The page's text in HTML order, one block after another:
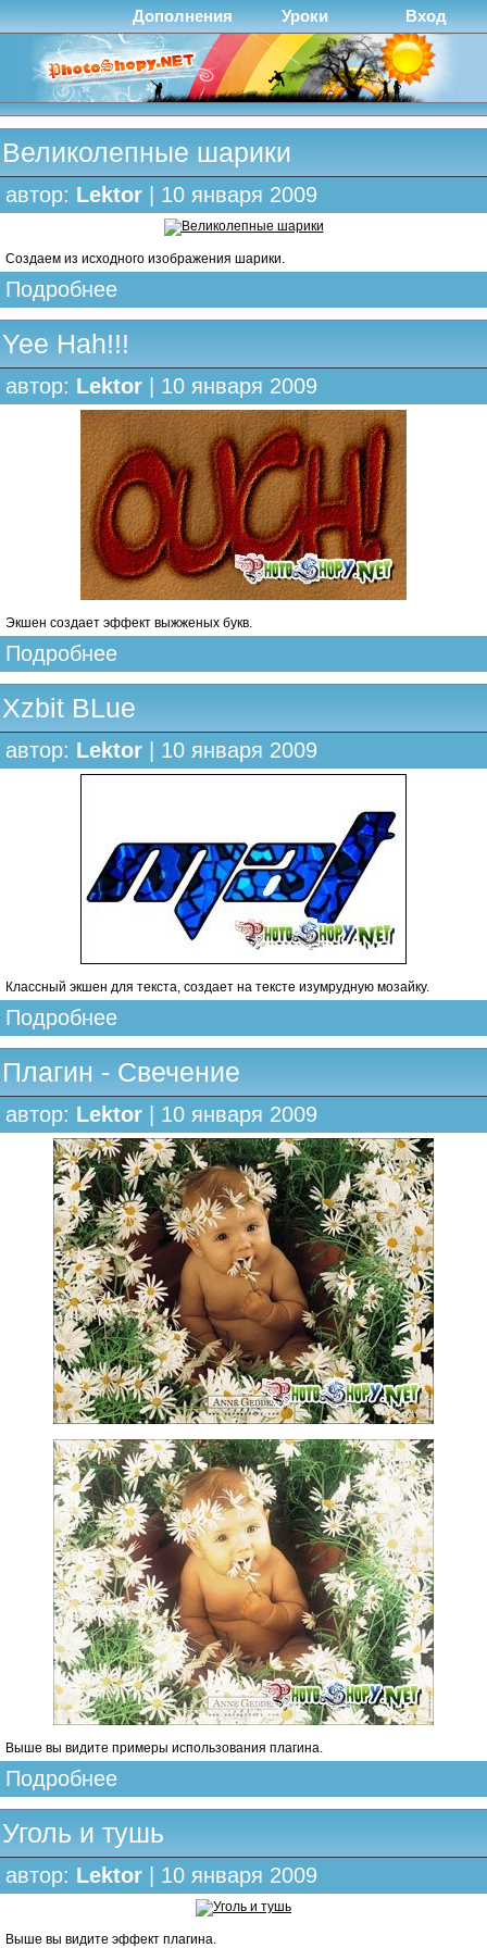
Дополнения Уроки Вход
Великолепные шарики
автор: Lektor | 10 января 2009
Создаем из исходного изображения шарики.
Подробнее
Yee Hah!!!
автор: Lektor | 10 января 2009
Экшен создает эффект выжженых букв.
Подробнее
Xzbit BLue
автор: Lektor | 10 января 2009
Классный экшен для текста, создает на тексте изумрудную мозайку.
Подробнее
Плагин - Свечение
автор: Lektor | 10 января 2009
Выше вы видите примеры использования плагина.
Подробнее
Уголь и тушь
автор: Lektor | 10 января 2009
Выше вы видите эффект плагина.